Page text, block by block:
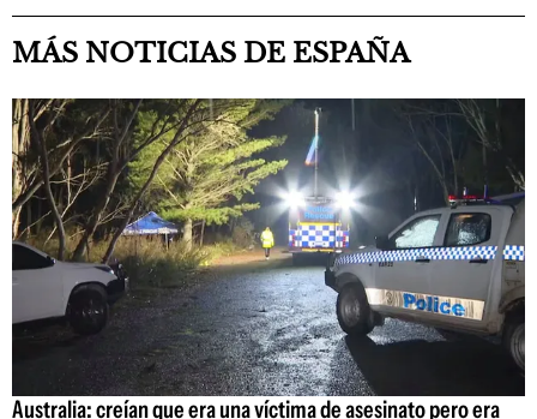
MÁS NOTICIAS DE ESPAÑA
Australia: creían que era una víctima de asesinato pero era